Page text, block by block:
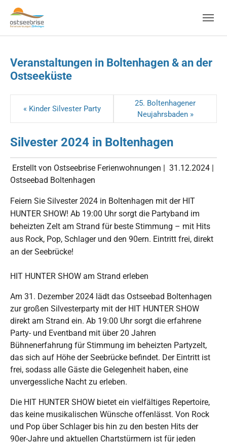
Skip to main navigation
Zum Hauptinhalt springen
Skip to page footer
Veranstaltungen in Boltenhagen & an der
Ostseeküste
« Kinder Silvester Party
25. Boltenhagener
Neujahrsbaden »
Silvester 2024 in Boltenhagen
Erstellt von Ostseebrise Ferienwohnungen | 31.12.2024 |
Ostseebad Boltenhagen
Feiern Sie Silvester 2024 in Boltenhagen mit der HIT
HUNTER SHOW! Ab 19:00 Uhr sorgt die Partyband im
beheizten Zelt am Strand für beste Stimmung – mit Hits
aus Rock, Pop, Schlager und den 90ern. Eintritt frei, direkt
an der Seebrücke!
HIT HUNTER SHOW am Strand erleben
Am 31. Dezember 2024 lädt das Ostseebad Boltenhagen
zur großen Silvesterparty mit der HIT HUNTER SHOW
direkt am Strand ein. Ab 19:00 Uhr sorgt die erfahrene
Party- und Eventband mit über 20 Jahren
Bühnenerfahrung für Stimmung im beheizten Partyzelt,
das sich auf Höhe der Seebrücke befindet. Der Eintritt ist
frei, sodass alle Gäste die Gelegenheit haben, eine
unvergessliche Nacht zu erleben.
Die HIT HUNTER SHOW bietet ein vielfältiges Repertoire,
das keine musikalischen Wünsche offenlässt. Von Rock
und Pop über Schlager bis hin zu den besten Hits der
90er-Jahre und aktuellen Chartstürmern ist für jeden